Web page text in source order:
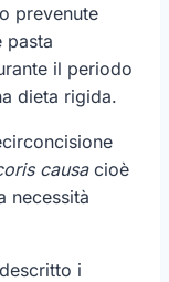
prevenute
pasta
il periodo
dieta rigida.
causacioè
necessità
i